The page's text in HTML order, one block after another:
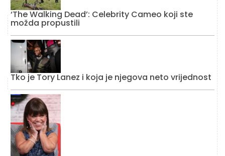
‘The Walking Dead’: Celebrity Cameo koji ste
možda propustili
Tko je Tory Lanez i koja je njegova neto vrijednost